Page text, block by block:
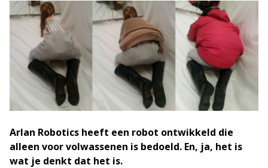
Arlan Robotics heeft een robot ontwikkeld die
alleen voor volwassenen is bedoeld. En, ja, het is
wat je denkt dat het is.